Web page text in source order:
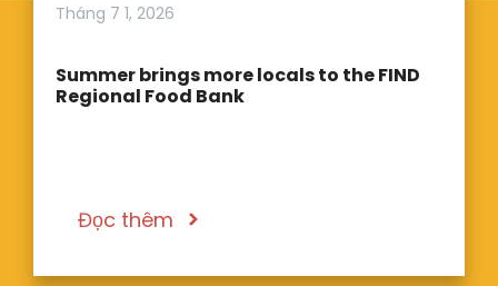
Tháng 7 1, 2026
Summer brings more locals to the FIND
Regional Food Bank
Đọc thêm